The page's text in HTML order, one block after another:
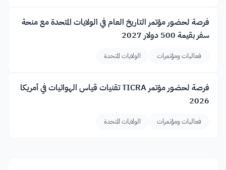
فرصة لحضور مؤتمر التاريخ العام في الولايات المتحدة مع منحة
سفر بقيمة 500 دولار 2027
فعاليات ومؤتمرات الولايات المتحدة
فرصة لحضور مؤتمر TICRA تقنيات قياس الهوائيات في أمريكا
2026
فعاليات ومؤتمرات الولايات المتحدة